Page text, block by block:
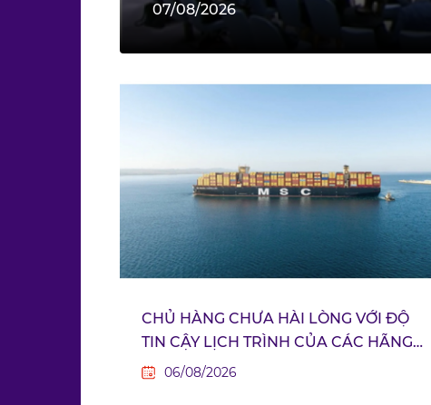
07/08/2026
CHỦ HÀNG CHƯA HÀI LÒNG VỚI ĐỘ
TIN CẬY LỊCH TRÌNH CỦA CÁC HÃNG
TÀU CONTAINER
06/08/2026